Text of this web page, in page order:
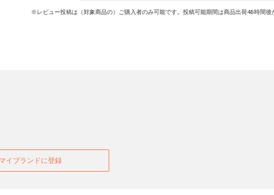
※レビュー投稿は（対象商品の）ご購入者のみ可能です。投稿可能期間は商品出荷48時間後
マイブランドに登録